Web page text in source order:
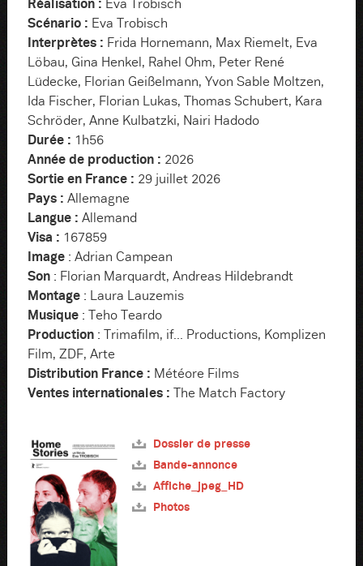
Réalisation : Eva Trobisch
Scénario : Eva Trobisch
Interprètes : Frida Hornemann, Max Riemelt, Eva
Löbau, Gina Henkel, Rahel Ohm, Peter René
Lüdecke, Florian Geißelmann, Yvon Sable Moltzen,
Ida Fischer, Florian Lukas, Thomas Schubert, Kara
Schröder, Anne Kulbatzki, Nairi Hadodo
Durée : 1h56
Année de production : 2026
Sortie en France : 29 juillet 2026
Pays : Allemagne
Langue : Allemand
Visa : 167859
Image : Adrian Campean
Son : Florian Marquardt, Andreas Hildebrandt
Montage : Laura Lauzemis
Musique : Teho Teardo
Production: Trimafilm, if... Productions, Komplizen
Film, ZDF, Arte
Distribution France : Météore Films
Ventes internationales : The Match Factory
Dossier de presse
Bande-annonce
Affiche_jpeg_HD
Photos